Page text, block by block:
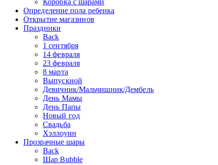
Определение пола ребенка
Открытие магазинов
Праздники
Back
1 сентября
14 февраля
23 февраля
8 марта
Выпускной
Девичник/Мальчишник/Дембель
День Мамы
День Папы
Новый год
Свадьба
Хэллоуин
Прозрачные шары
Back
Шар Bubble